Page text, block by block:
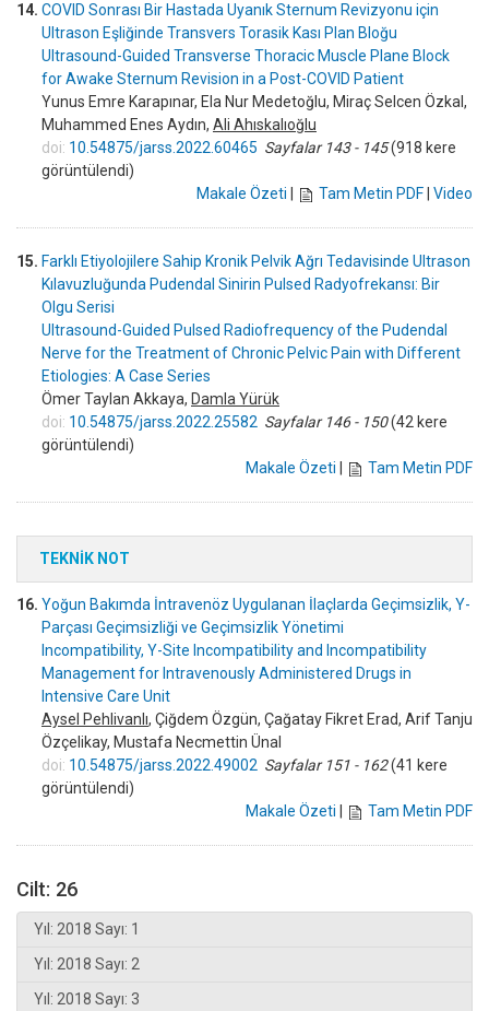
14. COVID Sonrası Bir Hastada Uyanık Sternum Revizyonu için
Ultrason Eşliğinde Transvers Torasik Kası Plan Bloğu
Ultrasound-Guided Transverse Thoracic Muscle Plane Block
for Awake Sternum Revision in a Post-COVID Patient
Yunus Emre Karapınar, Ela Nur Medetoğlu, Miraç Selcen Özkal,
Muhammed Enes Aydın, Ali Ahıskalıoğlu
doi: 10.54875/jarss.2022.60465 Sayfalar 143 - 145(918 kere
görüntülendi)
Makale Özeti
Tam Metin PDF Video
15. Farklı Etiyolojilere Sahip Kronik Pelvik Ağrı Tedavisinde Ultrason
Kılavuzluğunda Pudendal Sinirin Pulsed Radyofrekansı: Bir
Olgu Serisi
Ultrasound-Guided Pulsed Radiofrequency of the Pudendal
Nerve for the Treatment of Chronic Pelvic Pain with Different
Etiologies: A Case Series
Ömer Taylan Akkaya, Damla Yürük
doi: 10.54875/jarss.2022.25582 Sayfalar 146 - 150(42 kere
görüntülendi)
Makale Özeti
Tam Metin PDF
TEKNİK NOT
16. Yoğun Bakımda İntravenöz Uygulanan İlaçlarda Geçimsizlik, Y-
Parçası Geçimsizliği ve Geçimsizlik Yönetimi
Incompatibility, Y-Site Incompatibility and Incompatibility
Management for Intravenously Administered Drugs in
Intensive Care Unit
Aysel Pehlivanlı, Çiğdem Özgün, Çağatay Fikret Erad, Arif Tanju
Özçelikay, Mustafa Necmettin Ünal
doi: 10.54875/jarss.2022.49002 Sayfalar 151 - 162(41 kere
görüntülendi)
Makale Özeti
Tam Metin PDF
Cilt: 26
Yıl: 2018 Sayı: 1
Yıl: 2018 Sayı: 2
Yıl: 2018 Sayı: 3